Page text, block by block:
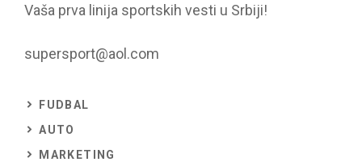
Vaša prva linija sportskih vesti u Srbiji!
supersport@aol.com
FUDBAL
AUTO
MARKETING